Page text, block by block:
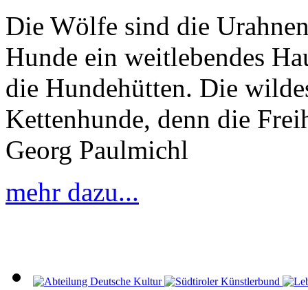
Die Wölfe sind die
Hunde ein weitlebendes
die Hundehütten. Die
Kettenhunde, denn die
Georg Paulmichl
mehr dazu...